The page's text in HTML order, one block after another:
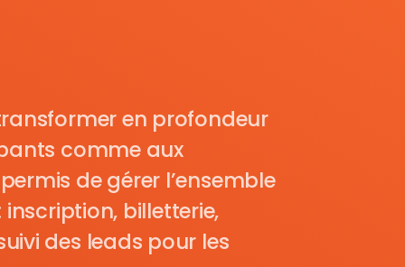
en profondeur
comme aux
de gérer l’ensemble
billetterie,
des leads pour les